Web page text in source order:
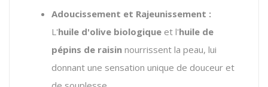
Adoucissement et Rajeunissement :
L'huile d'olive biologique et l'huile de
pépins de raisin nourrissent la peau, lui
donnant une sensation unique de douceur et